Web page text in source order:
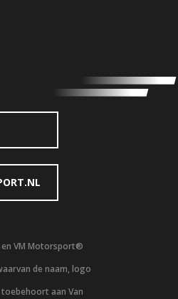
VM Motorsport®
de naam, logo
aan Van